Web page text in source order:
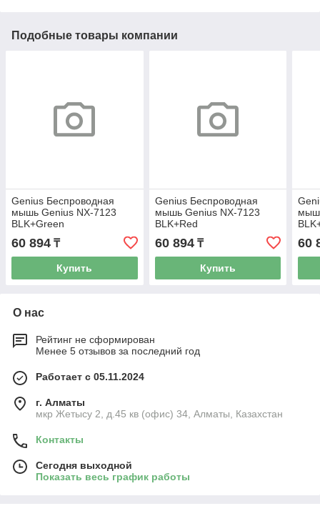
Подобные товары компании
Genius Беспроводная
мышь Genius NX-7123
BLK+Green
2.4Ghz/1200dpi/Copilot/31030043403
60 894 ₸
Купить
Genius Беспроводная
мышь Genius NX-7123
BLK+Red
2.4Ghz/1200dpi/Copilot/
60 894₸
Купить
60
О нас
Рейтинг не сформирован
Менее 5 отзывов за последний год
Работает с 05.11.2024
г. Алматы
мкр Жетысу 2, д.45 кв (офис) 34, Алматы, Казахстан
Контакты
Сегодня выходной
Показать весь график работы